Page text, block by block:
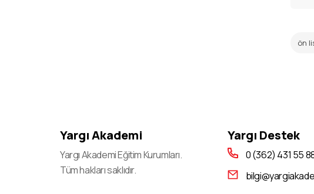
2023-KPSS Alan Bilgisi Oturumlarının Temel
Soru Kitapçıkları Ve Cevap Anahtarları
Yayımlandı
2023-KPSS Öğretmenlik Alan Bilgisi Testi
ön
Yargı Akademi
Yargı Akademi Eğitim Kurumları.
Tüm hakları saklıdır.
Yargı Destek
0 (362) 431 55